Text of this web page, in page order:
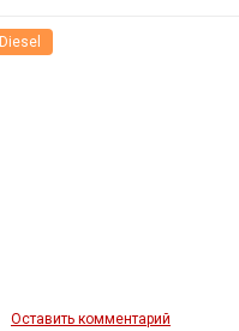
Diesel
Оставить комментарий